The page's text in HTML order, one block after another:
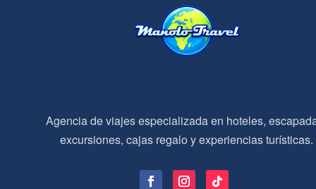
Agencia de viajes especializada en hoteles,
excursiones, cajas regalo y experiencias turísticas.